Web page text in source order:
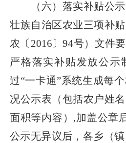
（六） 落实补贴公示
壮族自治区农业三项补贴
农〔 2016 〕94号） 文件
严格落实补贴发放公示
过“一卡通”系统生成每
况公示表 （包括农户姓
面积等内容 ） ,加盖公章
公示无异议后， 各乡（